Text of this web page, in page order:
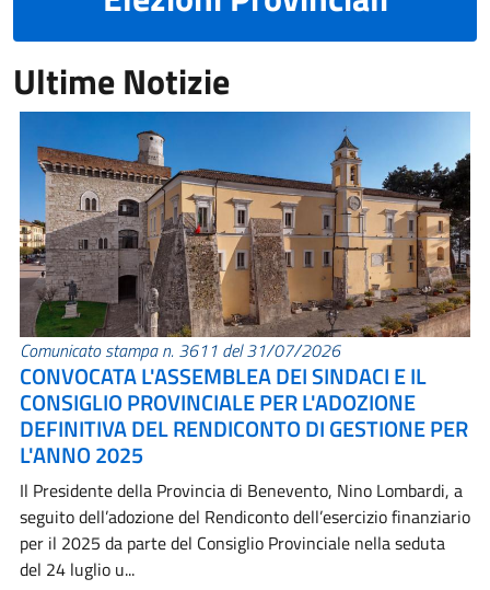
Ultime Notizie
Comunicato stampa n. 3611 del 31/07/2026
CONVOCATA L'ASSEMBLEA DEI SINDACI E IL
CONSIGLIO PROVINCIALE PER L'ADOZIONE
DEFINITIVA DEL RENDICONTO DI GESTIONE PER
L'ANNO 2025
Il Presidente della Provincia di Benevento, Nino Lombardi, a
seguito dell’adozione del Rendiconto dell’esercizio finanziario
per il 2025 da parte del Consiglio Provinciale nella seduta
del 24 luglio u...